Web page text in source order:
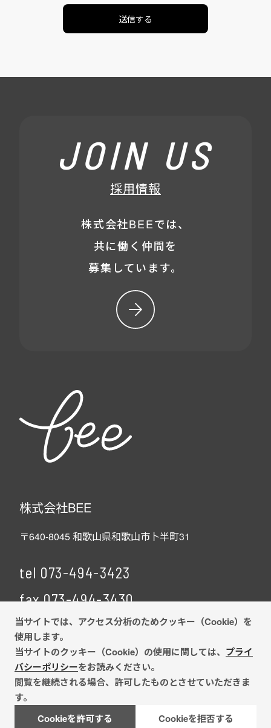
当サイトでは、アクセス分析のためクッキー（Cookie）を
使用します。
当サイトのクッキー（Cookie）の使用に関しては、 プライ
バシーポリシーをお読みください。
閲覧を継続される場合、許可したものとさせていただきま
す。
Cookieを許可する
Cookieを拒否する
送信する
JOIN US
採用情報
株式会社BEEでは、
共に働く仲間を
募集しています。
株式会社BEE
〒640-8045 和歌山県和歌山市卜半町31
tel 073-494-3423
fax 073-494-3430
© BEE Inc.